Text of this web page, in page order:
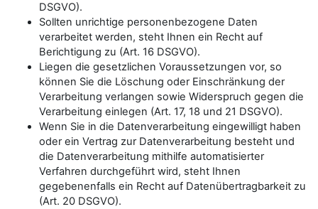
DSGVO).
Sollten unrichtige personenbezogene Daten
verarbeitet werden, steht Ihnen ein Recht auf
Berichtigung zu (Art. 16 DSGVO).
Liegen die gesetzlichen Voraussetzungen vor, so
können Sie die Löschung oder Einschränkung der
Verarbeitung verlangen sowie Widerspruch gegen die
Verarbeitung einlegen (Art. 17, 18 und 21 DSGVO).
Wenn Sie in die Datenverarbeitung eingewilligt haben
oder ein Vertrag zur Datenverarbeitung besteht und
die Datenverarbeitung mithilfe automatisierter
Verfahren durchgeführt wird, steht Ihnen
gegebenenfalls ein Recht auf Datenübertragbarkeit zu
(Art. 20 DSGVO).